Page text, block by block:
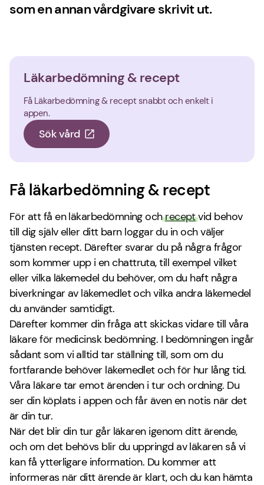
som en annan vårdgivare skrivit ut.
Läkarbedömning & recept
Få Läkarbedömning & recept snabbt och enkelt i
appen.
Sök vård
Få läkarbedömning & recept
För att få en läkarbedömning ochreceptvid behov
till dig själv eller ditt barn loggar du in och väljer
tjänsten recept. Därefter svarar du på några frågor
som kommer upp i en chattruta, till exempel vilket
eller vilka läkemedel du behöver, om du haft några
biverkningar av läkemedlet och vilka andra läkemedel
du använder samtidigt.
Därefter kommer din fråga att skickas vidare till våra
läkare för medicinsk bedömning. I bedömningen ingår
sådant som vi alltid tar ställning till, som om du
fortfarande behöver läkemedlet och för hur lång tid.
Våra läkare tar emot ärenden i tur och ordning. Du
ser din köplats i appen och får även en notis när det
är din tur.
När det blir din tur går läkaren igenom ditt ärende,
och om det behövs blir du uppringd av läkaren så vi
kan få ytterligare information. Du kommer att
informeras när ditt ärende är klart, och du kan hämta